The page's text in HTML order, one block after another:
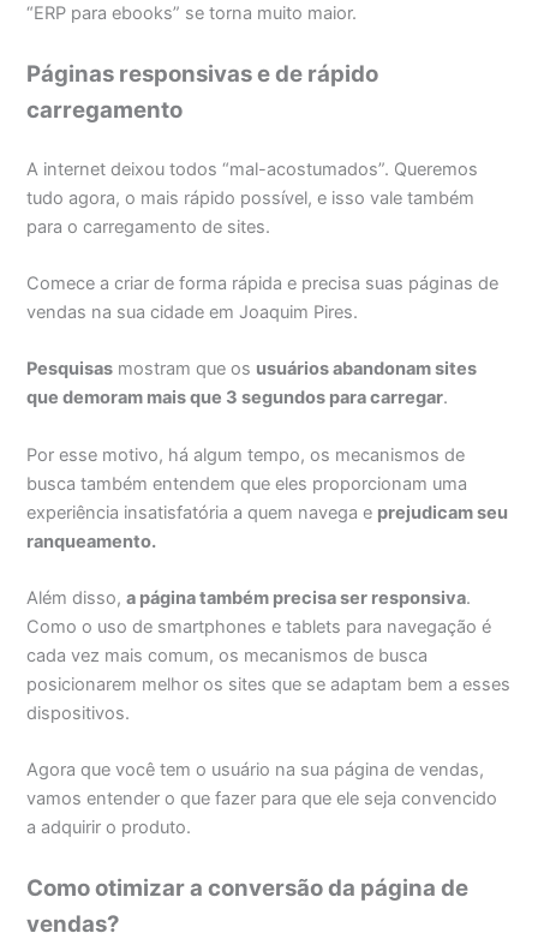
“ERP para ebooks” se torna muito maior.
Páginas responsivas e de rápido
carregamento
A internet deixou todos “mal-acostumados”. Queremos
tudo agora, o mais rápido possível, e isso vale também
para o carregamento de sites.
Comece a criar de forma rápida e precisa suas páginas de
vendas na sua cidade em Joaquim Pires.
Pesquisas mostram que os usuários abandonam sites
que demoram mais que 3 segundos para carregar.
Por esse motivo, há algum tempo, os mecanismos de
busca também entendem que eles proporcionam uma
experiência insatisfatória a quem navega e prejudicam seu
ranqueamento.
Além disso,a página também precisa ser responsiva.
Como o uso de smartphones e tablets para navegação é
cada vez mais comum, os mecanismos de busca
posicionarem melhor os sites que se adaptam bem a esses
dispositivos.
Agora que você tem o usuário na sua página de vendas,
vamos entender o que fazer para que ele seja convencido
a adquirir o produto.
Como otimizar a conversão da página de
vendas?